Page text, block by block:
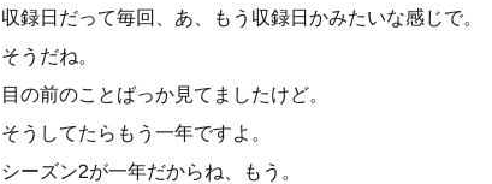
収録日だって毎回、あ、もう収録日かみたいな感じで。
そうだね。
目の前のことばっか見てましたけど。
そうしてたらもう一年ですよ。
シーズン2が一年だからね、もう。